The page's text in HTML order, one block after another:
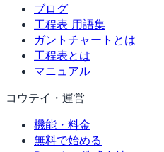
ブログ
工程表 用語集
ガントチャートとは
工程表とは
マニュアル
コウテイ・運営
機能・料金
無料で始める